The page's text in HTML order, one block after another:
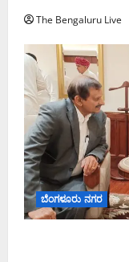
The Bengaluru Live
ಬೆಂಗಳೂರು ನಗರ